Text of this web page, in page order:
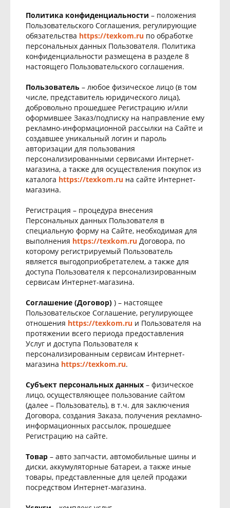
Политика конфиденциальности – положения
Пользовательского Соглашения, регулирующие
обязательства https://texkom.ru по обработке
персональных данных Пользователя. Политика
конфиденциальности размещена в разделе 8
настоящего Пользовательского соглашения.
Пользователь – любое физическое лицо (в том
числе, представитель юридического лица),
добровольно прошедшее Регистрацию и/или
оформившее Заказ/подписку на направление ему
рекламно-информационной рассылки на Сайте и
создавшее уникальный логин и пароль
авторизации для пользования
персонализированными сервисами Интернет-
магазина, а также для осуществления покупок из
каталога https://texkom.ru на сайте Интернет-
магазина.
Регистрация – процедура внесения
Персональных данных Пользователя в
специальную форму на Сайте, необходимая для
выполнения https://texkom.ru Договора, по
которому регистрируемый Пользователь
является выгодоприобретателем, а также для
доступа Пользователя к персонализированным
сервисам Интернет-магазина.
Соглашение (Договор) ) – настоящее
Пользовательское Соглашение, регулирующее
отношения https://texkom.ru и Пользователя на
протяжении всего периода предоставления
Услуг и доступа Пользователя к
персонализированным сервисам Интернет-
магазина https://texkom.ru.
Субъект персональных данных – физическое
лицо, осуществляющее пользование сайтом
(далее – Пользователь), в т.ч. для заключения
Договора, создания Заказа, получения рекламно-
информационных рассылок, прошедшее
Регистрацию на сайте.
Товар – авто запчасти, автомобильные шины и
диски, аккумуляторные батареи, а также иные
товары, представленные для целей продажи
посредством Интернет-магазина.